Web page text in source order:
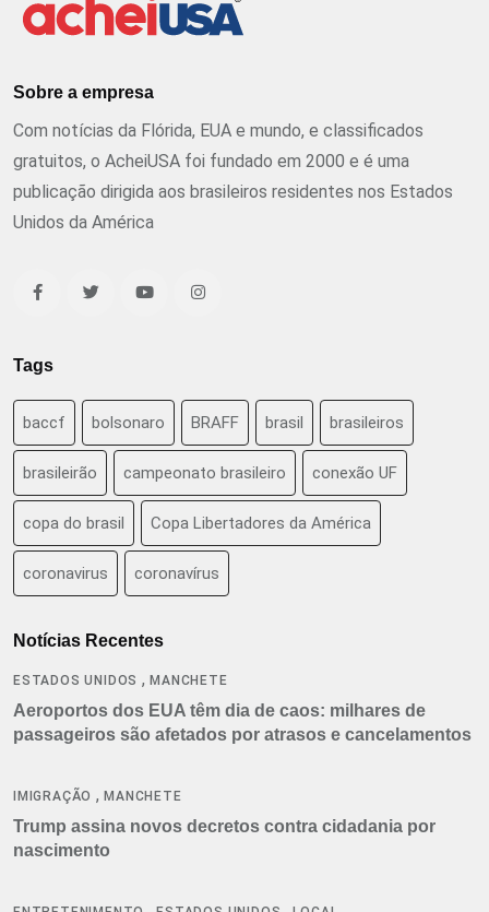
Sobre a empresa
Com notícias da Flórida, EUA e mundo, e classificados
gratuitos, o AcheiUSA foi fundado em 2000 e é uma
publicação dirigida aos brasileiros residentes nos Estados
Unidos da América
Tags
baccf bolsonaro BRAFF brasil brasileiros
brasileirão campeonato brasileiro conexão UF
copa do brasil Copa Libertadores da América
coronavirus coronavírus
Notícias Recentes
ESTADOS UNIDOS ,MANCHETE
Aeroportos dos EUA têm dia de caos: milhares de
passageiros são afetados por atrasos e cancelamentos
IMIGRAÇÃO ,MANCHETE
Trump assina novos decretos contra cidadania por
nascimento